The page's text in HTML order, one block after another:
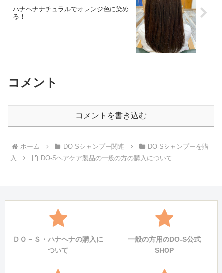
ハナヘナナチュラルでオレンジ色に染め
る！
コメント
コメントを書き込む
ホーム DO-Sシャンプー関連
DO-Sシャンプーを購
入
DO-Sヘアケア製品の一般の方の購入について
ＤＯ－Ｓ・ハナヘナの購入に
ついて
一般の方用のDO-S公式
SHOP